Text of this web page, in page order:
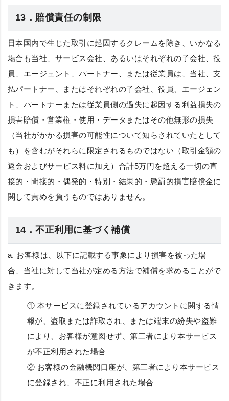
13．賠償責任の制限
日本国内で生じた取引に起因するクレームを除き、いかなる
場合も当社、サービス会社、あるいはそれぞれの子会社、役
員、エージェント、パートナー、または従業員は、当社、支
払パートナー、またはそれぞれの子会社、役員、エージェン
ト、パートナーまたは従業員側の過失に起因する利益損失の
損害賠償・営業権・使用・データまたはその他無形の損失
（当社がかかる損害の可能性について知らされていたとして
も）を含むがそれらに限定されるものではない（取引金額の
返金およびサービス料に加え）合計5万円を超える一切の直
接的・間接的・偶発的・特別・結果的・懲罰的損害賠償金に
関して責めを負うものではありません。
14．不正利用に基づく補償
a. お客様は、以下に記載する事象により損害を被った場
合、当社に対して当社が定める方法で補償を求めることがで
きます。
① 本サービスに登録されているアカウントに関する情
報が、盗取または詐取され、または端末の紛失や盗難
により、お客様が意図せず、第三者により本サービス
が不正利用された場合
② お客様の金融機関口座が、第三者により本サービス
に登録され、不正に利用された場合